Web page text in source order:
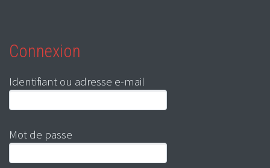
Connexion
Identifiant ou adresse e-mail
Mot de passe